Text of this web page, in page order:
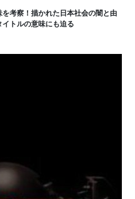
を考察！描かれた日本社会の闇と由
トルの意味にも迫る